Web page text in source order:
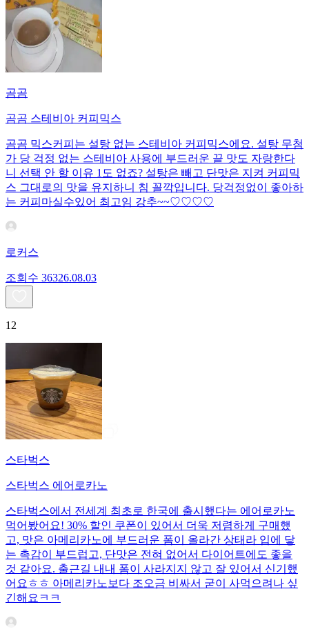
곰곰
곰곰 스테비아 커피믹스
곰곰 믹스커피는 설탕 없는 스테비아 커피믹스에요. 설탕 무첨
가 당 걱정 없는 스테비아 사용에 부드러운 끝 맛도 자랑한다
니 선택 안 할 이유 1도 없죠? 설탕은 빼고 단맛은 지켜 커피믹
스 그대로의 맛을 유지하니 침 꼴깍입니다. 당걱정없이 좋아하
는 커피마실수있어 최고임 강추~~♡♡♡♡
로커스
조회수 36326.08.03
12
스타벅스
스타벅스 에어로카노
스타벅스에서 전세계 최초로 한국에 출시했다는 에어로카노
먹어봤어요! 30% 할인 쿠폰이 있어서 더욱 저렴하게 구매했
고, 맛은 아메리카노에 부드러운 폼이 올라간 상태라 입에 닿
는 촉감이 부드럽고, 단맛은 전혀 없어서 다이어트에도 좋을
것 같아요. 출근길 내내 폼이 사라지지 않고 잘 있어서 신기했
어요ㅎㅎ 아메리카노보다 조오금 비싸서 굳이 사먹으려나 싶
긴해요ㅋㅋ